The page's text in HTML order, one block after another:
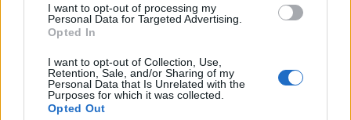
I want to opt-out of processing my
Personal Data for Targeted Advertising.
Opted In
I want to opt-out of Collection, Use,
Retention, Sale, and/or Sharing of my
Personal Data that Is Unrelated with the
Purposes for which it was collected.
Opted Out
parentela è indubbia e stretta, e
gustateli con rispetto: gli
Spätzle sono l'elemento principe
della cucina che parla tedesco.
30/11/2012